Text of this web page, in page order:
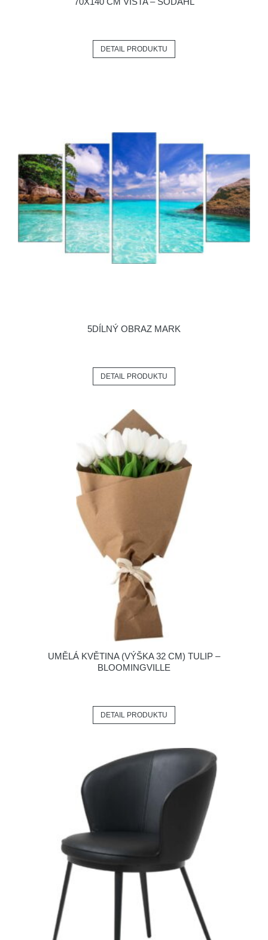
DETAIL PRODUKTU
5DÍLNÝ OBRAZ MARK
DETAIL PRODUKTU
UMĚLÁ KVĚTINA (VÝŠKA 32 CM) TULIP –
BLOOMINGVILLE
DETAIL PRODUKTU